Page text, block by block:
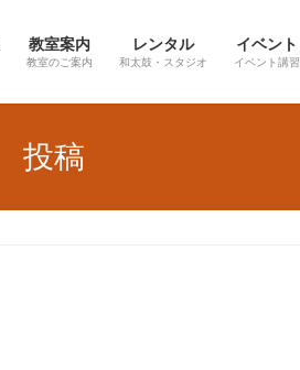
教室案内
教室のご案内
レンタル
和太鼓・スタジオ
イベント
イベント講習
投稿